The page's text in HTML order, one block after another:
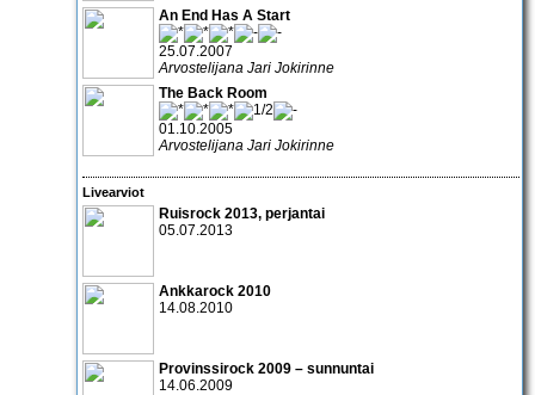
An End Has A Start
25.07.2007
Arvostelijana Jari Jokirinne
The Back Room
01.10.2005
Arvostelijana Jari Jokirinne
Livearviot
Ruisrock 2013, perjantai
05.07.2013
Ankkarock 2010
14.08.2010
Provinssirock 2009 – sunnuntai
14.06.2009